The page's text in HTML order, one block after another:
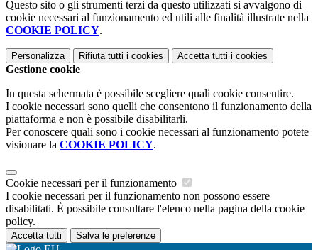
Questo sito o gli strumenti terzi da questo utilizzati si avvalgono di
cookie necessari al funzionamento ed utili alle finalità illustrate nella
COOKIE POLICY.
Personalizza Rifiuta tutti i cookies Accetta tutti i cookies
Gestione cookie
In questa schermata è possibile scegliere quali cookie consentire.
I cookie necessari sono quelli che consentono il funzionamento della
piattaforma e non è possibile disabilitarli.
Per conoscere quali sono i cookie necessari al funzionamento potete
visionare la COOKIE POLICY.
Cookie necessari per il funzionamento
I cookie necessari per il funzionamento non possono essere
disabilitati. È possibile consultare l'elenco nella pagina della cookie
policy.
Accetta tutti Salva le preferenze